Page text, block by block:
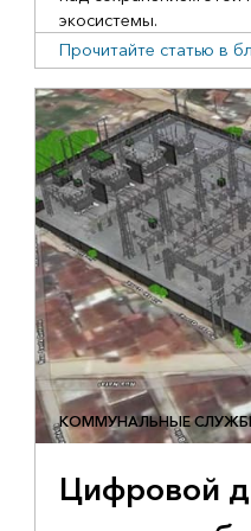
экосистемы.
Прочитайте статью в
КОММУНАЛЬНЫЕ
Цифровой